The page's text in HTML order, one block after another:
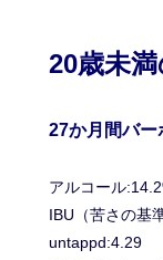
20歳未
27か月間バー
アルコール
IBU（苦さの基
untappd:4.29